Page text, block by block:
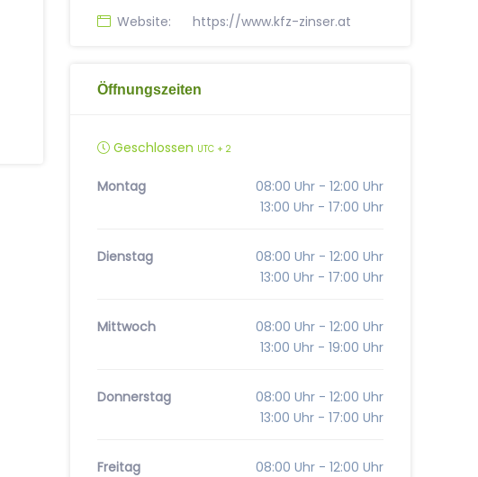
Website: https://www.kfz-zinser.at
Öffnungszeiten
Geschlossen UTC + 2
Montag
08:00 Uhr - 12:00 Uhr
13:00 Uhr - 17:00 Uhr
Dienstag
08:00 Uhr - 12:00 Uhr
13:00 Uhr - 17:00 Uhr
Mittwoch
08:00 Uhr - 12:00 Uhr
13:00 Uhr - 19:00 Uhr
Donnerstag
08:00 Uhr - 12:00 Uhr
13:00 Uhr - 17:00 Uhr
Freitag
08:00 Uhr - 12:00 Uhr